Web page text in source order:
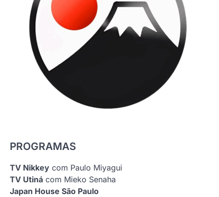
PROGRAMAS
TV Nikkey com Paulo Miyagui
TV Utiná com Mieko Senaha
Japan House São Paulo